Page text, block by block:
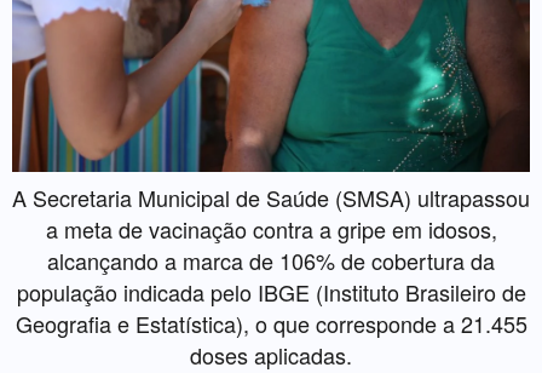
A Secretaria Municipal de Saúde (SMSA) ultrapassou
a meta de vacinação contra a gripe em idosos,
alcançando a marca de 106% de cobertura da
população indicada pelo IBGE (Instituto Brasileiro de
Geografia e Estatística), o que corresponde a 21.455
doses aplicadas.